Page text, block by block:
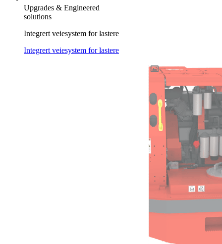
Upgrades & Engineered
solutions
Integrert veiesystem for lastere
Integrert veiesystem for lastere